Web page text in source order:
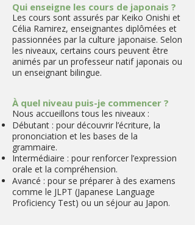
Qui enseigne les cours de japonais ?
Les cours sont assurés par Keiko Onishi et
Célia Ramirez, enseignantes diplômées et
passionnées par la culture japonaise. Selon
les niveaux, certains cours peuvent être
animés par un professeur natif japonais ou
un enseignant bilingue.
À quel niveau puis-je commencer ?
Nous accueillons tous les niveaux :
Débutant : pour découvrir l’écriture, la
prononciation et les bases de la
grammaire.
Intermédiaire : pour renforcer l’expression
orale et la compréhension.
Avancé : pour se préparer à des examens
comme le JLPT (Japanese Language
Proficiency Test) ou un séjour au Japon.